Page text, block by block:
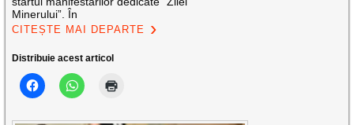
Minerului”. În
CITEȘTE MAI DEPARTE
Distribuie acest articol